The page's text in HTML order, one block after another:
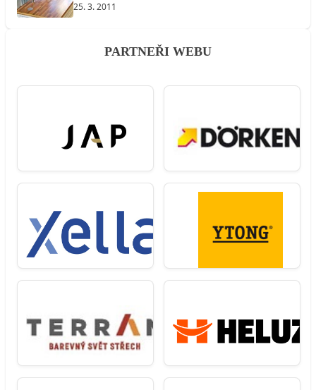
25. 3. 2011
PARTNEŘI WEBU